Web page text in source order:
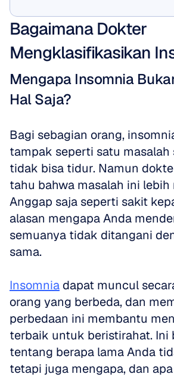
Bagaimana Dokter
Mengklasifikasikan
Mengapa Insomnia
Hal Saja?
Bagi sebagian orang,
tampak seperti satu masalah
tidak bisa tidur. Namun
tahu bahwa masalah ini
Anggap saja seperti sakit
alasan mengapa Anda
semuanya tidak ditangani
sama.
Insomnia dapat muncul
orang yang berbeda, dan
perbedaan ini membantu
terbaik untuk beristirahat. Ini
tentang berapa lama Anda
tetapi juga mengapa, dan